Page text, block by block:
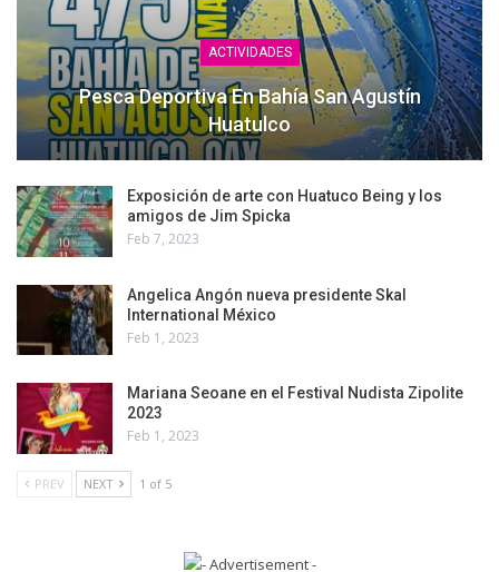
ACTIVIDADES
Pesca Deportiva En Bahía San Agustín
Huatulco
Exposición de arte con Huatuco Being y los
amigos de Jim Spicka
Feb 7, 2023
Angelica Angón nueva presidente Skal
International México
Feb 1, 2023
Mariana Seoane en el Festival Nudista Zipolite
2023
Feb 1, 2023
PREV NEXT 1 of 5